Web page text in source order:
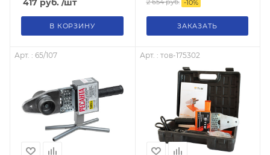
417 руб. /шт
В КОРЗИНУ
2 654руб. -10%
ЗАКАЗАТЬ
Арт. : 65/107 Арт. : тов-175302